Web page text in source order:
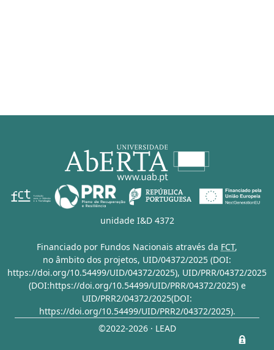
unidade I&D 4372
Financiado por Fundos Nacionais através da FCT,
no âmbito dos projetos, UID/04372/2025 (DOI:
https://doi.org/10.54499/UID/04372/2025), UID/PRR/04372/2025
(DOI:https://doi.org/10.54499/UID/PRR/04372/2025)e
UID/PRR2/04372/2025(DOI:
https://doi.org/10.54499/UID/PRR2/04372/2025).
©2022-2026 · LEAD